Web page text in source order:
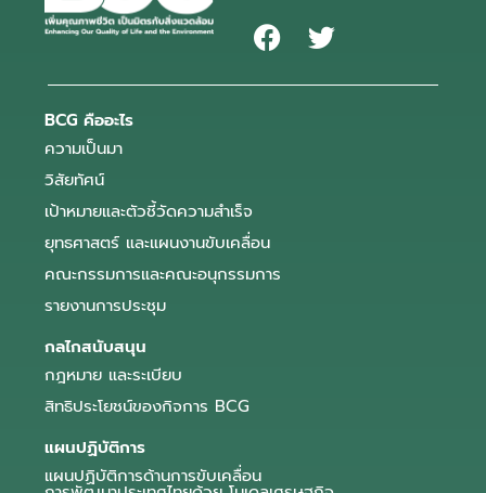
BCG คืออะไร
ความเป็นมา
วิสัยทัศน์
เป้าหมายและตัวชี้วัดความสำเร็จ
ยุทธศาสตร์ และแผนงานขับเคลื่อน
คณะกรรมการและคณะอนุกรรมการ
รายงานการประชุม
กลไกสนับสนุน
กฎหมาย และระเบียบ
สิทธิประโยชน์ของกิจการ BCG
แผนปฏิบัติการ
แผนปฏิบัติการด้านการขับเคลื่อน